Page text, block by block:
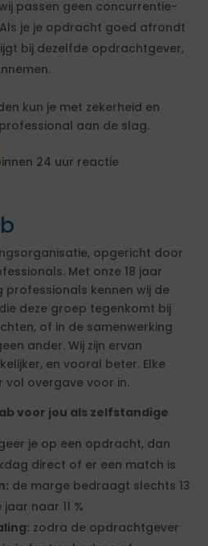
passen geen concurrentie-
je je opdracht goed afrondt
bij dezelfde opdrachtgever,
kun je met zekerheid en
aan de slag.
24 uur reactie
opgericht door
Met onze 18 jaar
kennen wij de
deze groep tegenkomt bij
of in de samenwerking
ander. Wij zijn ervan
en vooral beter. Elke
vol overgave voor in.
voor jou als zelfstandige
je op een opdracht, dan
direct of er een match is
de marge bedraagt slechts 13
naar 11 %
zodra de opdrachtgever